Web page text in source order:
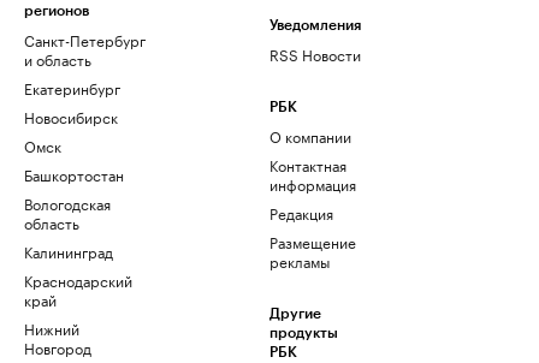
регионов
Санкт-Петербург
и область
Екатеринбург
Новосибирск
Омск
Башкортостан
Вологодская
область
Калининград
Краснодарский
край
Нижний
Новгород
Уведомления
RSS Новости
РБК
О компании
Контактная
информация
Редакция
Размещение
рекламы
Другие
продукты
РБК